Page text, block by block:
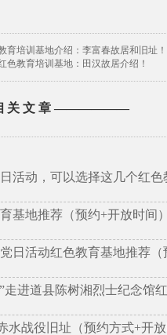
育培训基地介绍：李富春故居和旧址！
色教育培训基地：田汉故居介绍！
文 章 ——————
活动，可以选择这几个红色
基地推荐（预约+开放时间）
日活动红色教育基地推荐（
进道县陈树湘烈士纪念馆
战役旧址（预约方式+开放